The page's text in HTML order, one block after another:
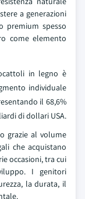
a generazioni
premium spesso
come elemento
in legno è
individuale
il 68,6%
di dollari USA.
grazie al volume
che acquistano
occasioni, tra cui
I genitori
la durata, il